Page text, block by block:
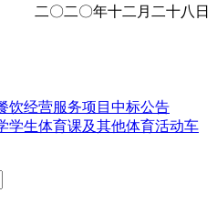
二〇二〇年十二月二十八日
饮经营服务项目中标公告
学生体育课及其他体育活动车